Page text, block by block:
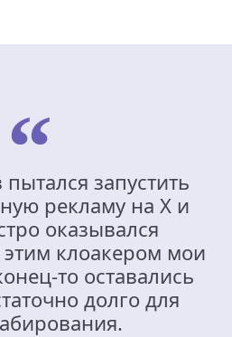
запустить
рекламу на X и
оказывался
клоакером мои
то оставались
долго для